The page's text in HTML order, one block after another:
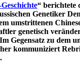
“ berichtete
Genetiker
umstrittenen
genetisch
Gegensatz zu dem
kommuniziert